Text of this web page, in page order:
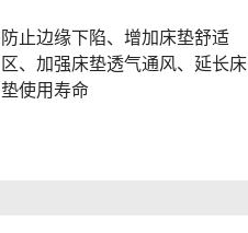
防止边缘下陷、增加床垫舒适
区、加强床垫透气通风、延长床
垫使用寿命